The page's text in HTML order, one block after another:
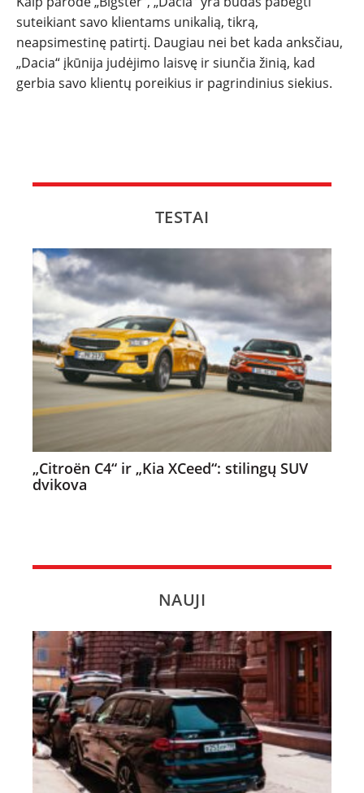
suteikiant savo klientams unikalią, tikrą,
neapsimestinę patirtį. Daugiau nei bet kada anksčiau,
„Dacia“ įkūnija judėjimo laisvę ir siunčia žinią, kad
gerbia savo klientų poreikius ir pagrindinius siekius.
TESTAI
„Citroën C4“ ir „Kia XCeed“: stilingų SUV
dvikova
NAUJI